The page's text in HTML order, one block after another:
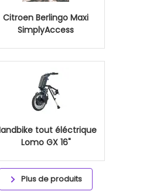
Citroen Berlingo Maxi
SimplyAccess
tout éléctrique
Lomo GX 16"
Plus de produits